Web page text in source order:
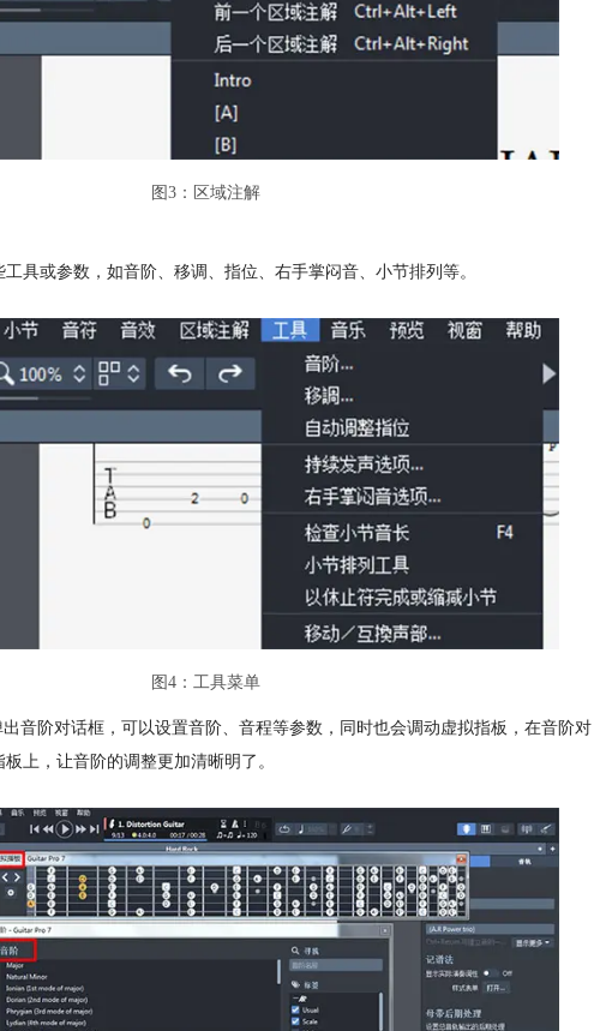
图3：区域注解
具或参数，如音阶、移调、指位、右手掌闷音、小节排列等。
图4：工具菜单
音阶对话框，可以设置音阶、音程等参数，同时也会调动虚拟指板，在音阶对
上，让音阶的调整更加清晰明了。